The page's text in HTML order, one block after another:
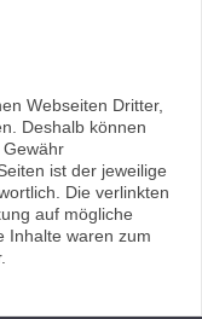
Webseiten Dritter,
Deshalb können
ist der jeweilige
Die verlinkten
auf mögliche
Inhalte waren zum